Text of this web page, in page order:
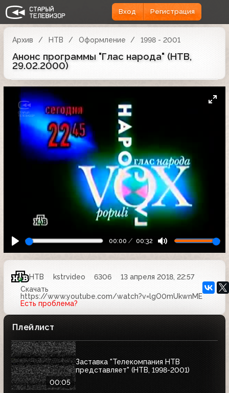
Вход Регистрация
Архив НТВ Оформление 1998 - 2001
Анонс программы "Глас народа" (НТВ,
29.02.2000)
00:00 00:32
НТВ kstrvideo 6306
13 апреля 2018, 22:57
Скачать
https://www.youtube.com/watch?v=lgO0mUkwnME
Есть проблема?
Плейлист
00:05
Заставка "Телекомпания НТВ
представляет" (НТВ, 1998-2001)